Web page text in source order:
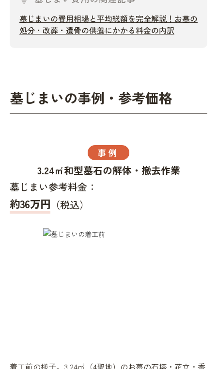
墓じまいの費用相場と平均総額を完全解説！お墓の
処分・改葬・遺骨の供養にかかる料金の内訳
墓じまいの事例・参考価格
事例
3.24㎡和型墓石の解体・撤去作業
墓じまい参考料金：
約36万円 （税込）
着工前の様子。3.24㎡（4聖地）のお墓の石塔・花立・香